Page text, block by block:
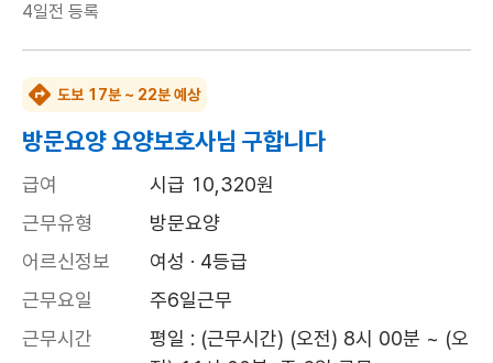
4일전 등록
도보 17분 ~ 22분 예상
방문요양 요양보호사님 구합니다
급여
시급 10,320원
근무유형
방문요양
어르신정보
여성 · 4등급
근무요일
주6일근무
근무시간
평일 : (근무시간) (오전) 8시 00분 ~ (오